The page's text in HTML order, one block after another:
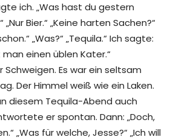
ich. „Was hast du gestern
Bier.“ „Keine harten Sachen?“
„Was?“ „Tequila.“ Ich sagte:
einen üblen Kater.“
Schweigen. Es war ein seltsam
Der Himmel weiß wie ein Laken.
diesem Tequila-Abend auch
er spontan. Dann: „Doch,
„Was für welche, Jesse?“ „Ich will